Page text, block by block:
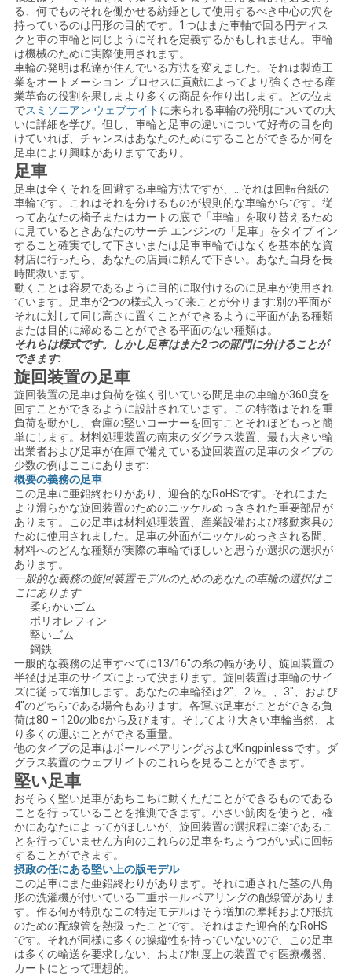
を
要
求
し
な
さ
い
地
図
PRIVACY
POLICY
る、何でものそれを働かせる紡錘として使用するべき中心の穴を
持っているのは円形の目的です。1つはまた車軸で回る円ディス
クと車の車輪と同じようにそれを定義するかもしれません。車輪
は機械のために実際使用されます。
車輪の発明は私達が住んでいる方法を変えました。それは製造工
業をオートメーション プロセスに貢献によってより強くさせる産
業革命の役割を果しまより多くの商品を作り出します。どの位ま
でスミソニアン ウェブサイト に来られる車輪の発明についての大
いに詳細を学び。但し、車輪と足車の違いについて好奇の目を向
けていれば、チャンスはあなたのためにすることができるか何を
足車により興味がありますであり。
足車
足車は全くそれを回避する車輪方法ですが、…それは回転台紙の
車輪です。これはそれを分けるものが規則的な車輪からです。従
ってあなたの椅子またはカートの底で「車輪」を取り替えるため
に見ているときあなたのサーチ エンジンの「足車」をタイプ イン
すること確実でして下さいまたは足車車輪ではなくを基本的な資
材店に行ったら、あなたの店員に頼んで下さい。あなた自身を長
時間救います。
動くことは容易であるように目的に取付けるのに足車が使用され
ています。足車が2つの様式入って来ことが分ります:別の平面が
それに対して同じ高さに置くことができるように平面がある種類
または目的に締めることができる平面のない種類は。
それらは様式です。しかし足車はまた2つの部門に分けることが
できます:
旋回装置の足車
旋回装置の足車は負荷を強く引いている間足車の車輪が360度を
回すことができるように設計されています。この特徴はそれを重
負荷を動かし、倉庫の堅いコーナーを回すことそれほどもっと簡
単にします。材料処理装置の南東のダグラス装置、最も大きい輸
出業者および足車が在庫で備えている旋回装置の足車のタイプの
少数の例はここにあります:
概要の義務の足車
この足車に亜鉛終わりがあり、迎合的なRoHSです。それにまた
より滑らかな旋回装置のためのニッケルめっきされた重要部品が
あります。この足車は材料処理装置、産業設備および移動家具の
ために使用されました。足車の外面がニッケルめっきされる間、
材料へのどんな種類が実際の車輪でほしいと思うか選択の選択が
あります。
一般的な義務の旋回装置モデルのためのあなたの車輪の選択はこ
こにあります:
柔らかいゴム
ポリオレフィン
堅いゴム
鋼鉄
一般的な義務の足車すべてに13/16"の糸の幅があり、旋回装置の
半径は足車のサイズによって決まります。旋回装置は車輪のサイ
ズに従って増加します。あなたの車輪径は2"、2 ½」、3"、および
4"のどちらである場合もあります。各運ぶ足車がことができる負
荷は80 – 120のlbsから及びます。そしてより大きい車輪当然、よ
り多くの運ぶことができる重量。
他のタイプの足車はボール ベアリングおよびKingpinlessです。ダ
グラス装置のウェブサイトのこれらを見ることができます。
堅い足車
おそらく堅い足車があちこちに動くただことができるものである
ことを行っていることを推測できます。小さい筋肉を使うと、確
かにあなたによってがほしいが、旋回装置の選択程に楽であるこ
とを行っていません方向のこれらの足車をちょうつがい式に回転
することができます。
摂政の任にある堅い上の版モデル
この足車にまた亜鉛終わりがあります。それに通された茎の八角
形の洗濯機が付いている二重ボール ベアリングの配線管がありま
す。作る何が特別なこの特定モデルはそう増加の摩耗および抵抗
のための配線管を熱扱ったことです。それはまた迎合的なRoHS
です。それが同様に多くの操縦性を持っていないので、この足車
は多くの輸送を要求しない、および制度上の装置です医療機器、
カートにとって理想的。